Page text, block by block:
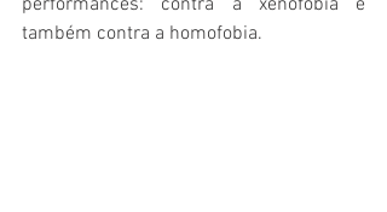
também contra a homofobia.